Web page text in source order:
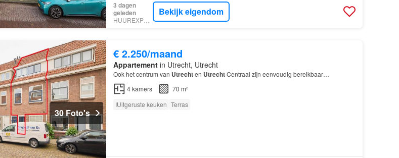
3 dagen
geleden
HUUREXPERT
Bekijk eigendom
30 Foto's
€ 2.250/maand
Appartementin Utrecht, Utrecht
Ook het centrum van Utrechten UtrechtCentraal zijn eenvoudig bereikbaar…
4kamers
70 m²
IUitgeruste keuken Terras